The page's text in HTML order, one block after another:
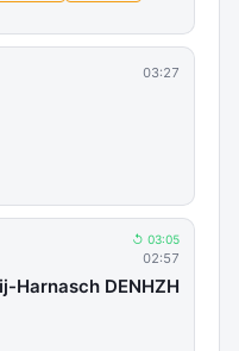
03:27
↺ 03:05
02:57
Harnasch DENHZH